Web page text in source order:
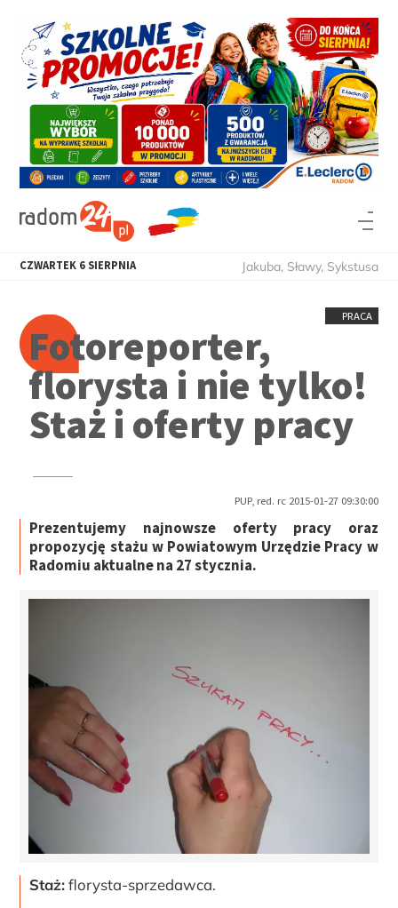
CZWARTEK 6 SIERPNIA Jakuba, Sławy, Sykstusa
PRACA
Fotoreporter,
florysta i nie tylko!
Staż i oferty pracy
PUP, red. rc 2015-01-27 09:30:00
Prezentujemy najnowsze oferty pracy oraz
propozycję stażu w Powiatowym Urzędzie Pracy w
Radomiu aktualne na 27 stycznia.
Staż:florysta-sprzedawca.